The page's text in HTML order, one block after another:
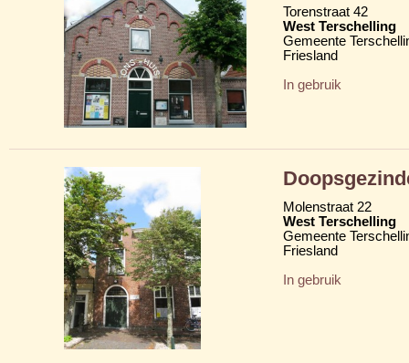
Torenstraat 42
West Terschelling
Gemeente
Friesland
In gebruik
Molenstraat 22
West Terschelling
Gemeente
Friesland
In gebruik